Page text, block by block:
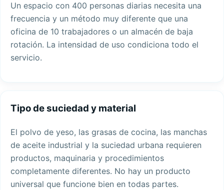
Un espacio con 400 personas diarias necesita una
frecuencia y un método muy diferente que una
oficina de 10 trabajadores o un almacén de baja
rotación. La intensidad de uso condiciona todo el
servicio.
Tipo de suciedad y material
El polvo de yeso, las grasas de cocina, las manchas
de aceite industrial y la suciedad urbana requieren
productos, maquinaria y procedimientos
completamente diferentes. No hay un producto
universal que funcione bien en todas partes.